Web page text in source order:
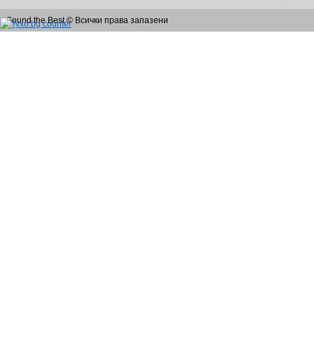
Sound the Best © Всички права запазени